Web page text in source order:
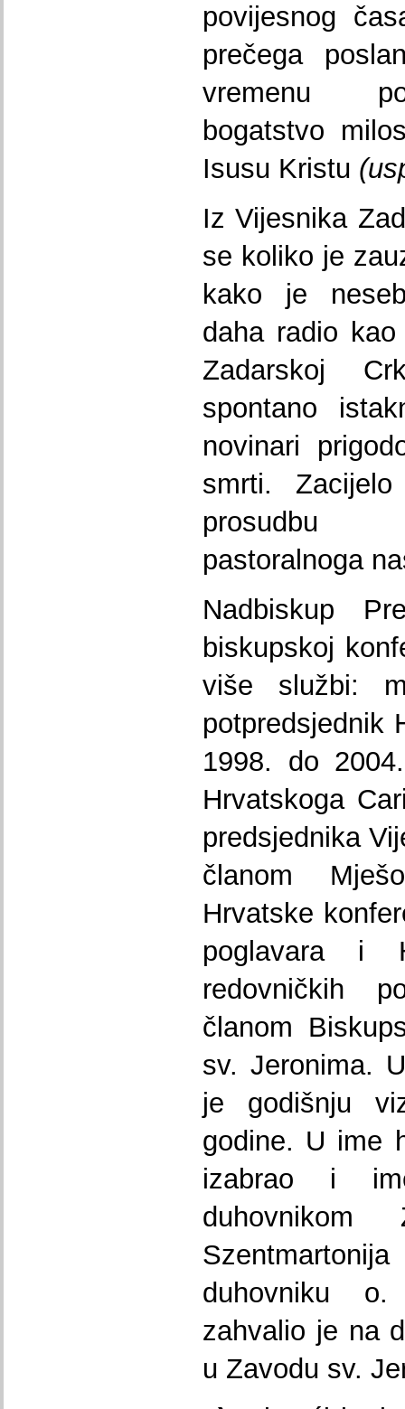
povijesnog
prečega
vremenu
bogatstvo
Isusu Kristu
Iz Vijesnika
se koliko je
kako je
daha radio
Zadarskoj
spontano
novinari
smrti.
prosudbu
pastoralnoga
Nadbiskup
biskupskoj
više službi:
potpredsjednik
1998. do
Hrvatskoga
predsjednika
članom
Hrvatske
poglavara i
redovničkih
članom
sv. Jeronima.
je godišnju
godine. U ime
izabrao i
duhovniku
zahvalio je na
u Zavodu sv.